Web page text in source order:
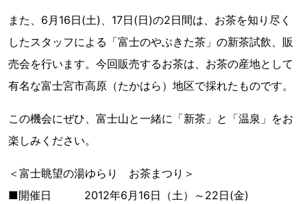
また、6月16日(土)、17日(日)の2日間は、お茶を知り尽く
したスタッフによる「富士のやぶきた茶」の新茶試飲、販
売会を行います。今回販売するお茶は、お茶の産地として
有名な富士宮市高原（たかはら）地区で採れたものです。
この機会にぜひ、富士山と一緒に「新茶」と「温泉」をお
楽しみください。
＜富士眺望の湯ゆらり お茶まつり＞
■開催日 2012年6月16日（土）～22日(金)